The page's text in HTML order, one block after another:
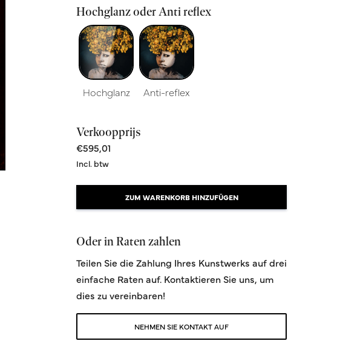
Hochglanz oder Anti reflex
Hochglanz Anti-reflex
Verkoopprijs
€595,01
Incl. btw
ZUM WARENKORB HINZUFÜGEN
Oder in Raten zahlen
Teilen Sie die Zahlung Ihres Kunstwerks auf drei
einfache Raten auf. Kontaktieren Sie uns, um
dies zu vereinbaren!
NEHMEN SIE KONTAKT AUF